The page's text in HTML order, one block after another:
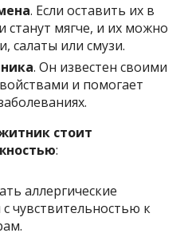
. Если оставить их в
станут мягче, и их можно
салаты или смузи.
. Он известен своими
и помогает
стоит
:
аллергические
чувствительностью к